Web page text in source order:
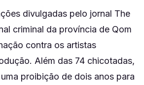
divulgadas pelo jornal The
criminal da província de Qom
contra os artistas
Além das 74 chicotadas,
proibição de dois anos para